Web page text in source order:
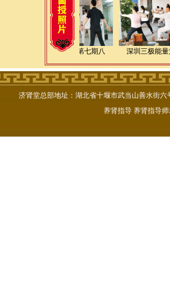
深圳三极能量第七期八 深圳三极能
济肾堂总部地址：湖北省十堰市武当山善水街
养肾指导 养肾指导